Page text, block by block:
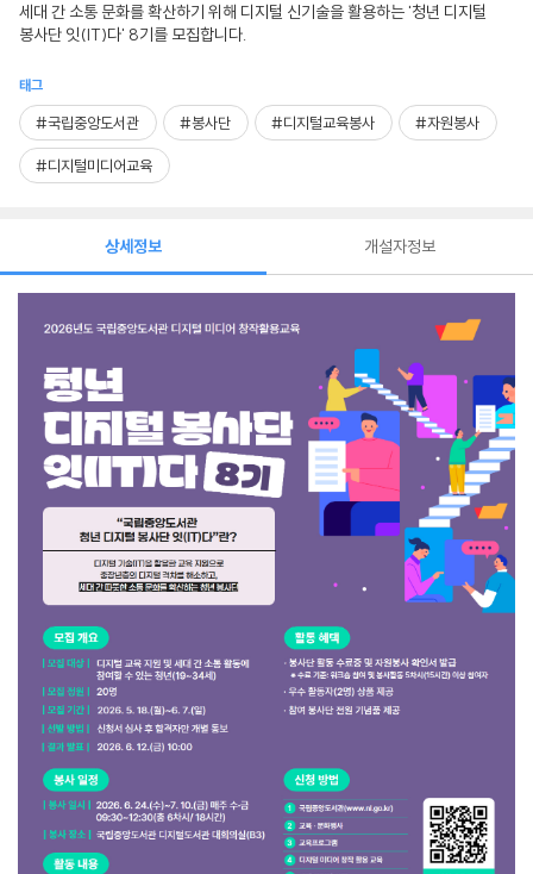
세대 간 소통 문화를 확산하기 위해 디지털 신기술을 활용하는 '청년 디지털
봉사단 잇(IT)다' 8기를 모집합니다.
태그
#국립중앙도서관 #봉사단 #디지털교육봉사 #자원봉사
#디지털미디어교육
상세정보 개설자정보